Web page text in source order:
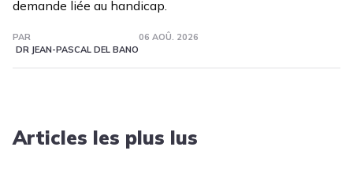
demande liée au handicap.
PAR
DR JEAN-PASCAL DEL BANO
06 AOÛ. 2026
Articles les plus lus